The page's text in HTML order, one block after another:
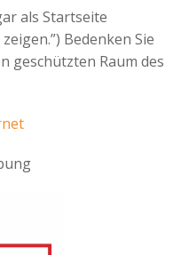
als Startseite
Bedenken Sie
geschützten Raum des